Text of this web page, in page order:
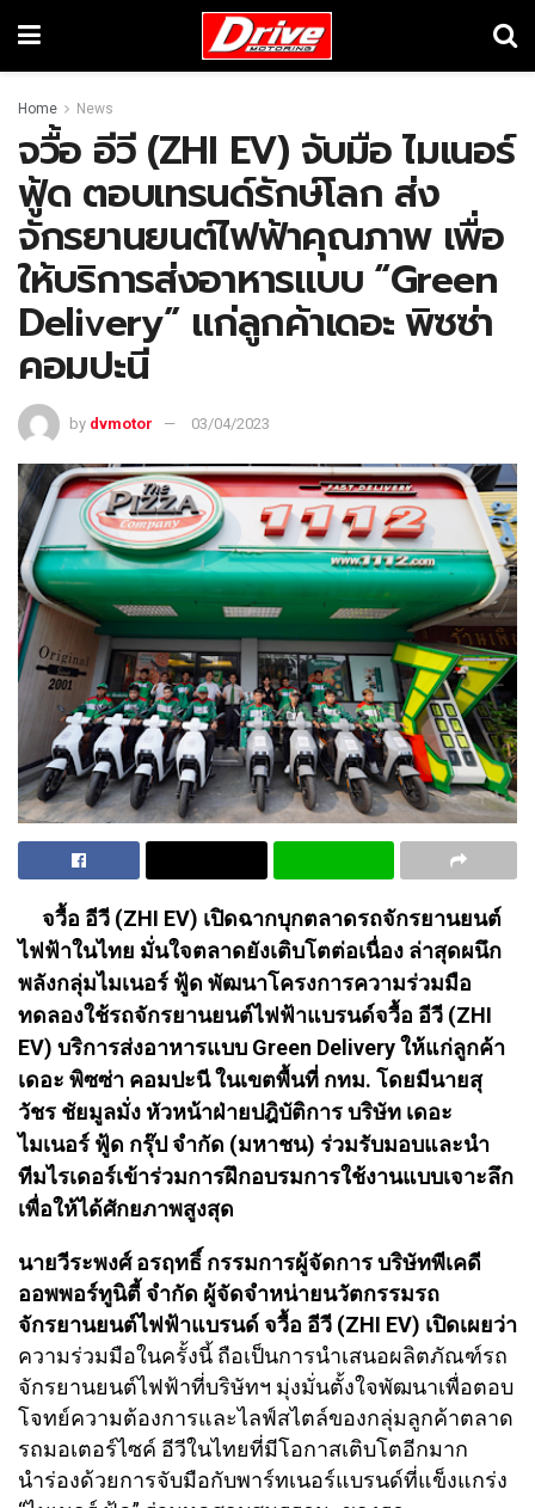
Home News
จวื้อ อีวี (ZHI EV) จับมือ ไมเนอร์
ฟู้ด ตอบเทรนด์รักษ์โลก ส่ง
จักรยานยนต์ไฟฟ้าคุณภาพ เพื่อ
ให้บริการส่งอาหารแบบ “Green
Delivery” แก่ลูกค้าเดอะ พิซซ่า
คอมปะนี
by dvmotor 03/04/2023
จวื้อ อีวี (ZHI EV) เปิดฉากบุกตลาดรถจักรยานยนต์
ไฟฟ้าในไทย มั่นใจตลาดยังเติบโตต่อเนื่อง ล่าสุดผนึก
พลังกลุ่มไมเนอร์ ฟู้ด พัฒนาโครงการความร่วมมือ
ทดลองใช้รถจักรยานยนต์ไฟฟ้าแบรนด์จวื้อ อีวี (ZHI
EV) บริการส่งอาหารแบบ Green Delivery ให้แก่ลูกค้า
เดอะ พิซซ่า คอมปะนี ในเขตพื้นที่ กทม. โดยมีนายสุ
วัชร ชัยมูลมั่ง หัวหน้าฝ่ายปฎิบัติการ บริษัท เดอะ
ไมเนอร์ ฟู้ด กรุ๊ป จำกัด (มหาชน) ร่วมรับมอบและนำ
ทีมไรเดอร์เข้าร่วมการฝึกอบรมการใช้งานแบบเจาะลึก
เพื่อให้ได้ศักยภาพสูงสุด
นายวีระพงศ์ อรฤทธิ์ กรรมการผู้จัดการ บริษัทพีเคดี
ออพพอร์ทูนิตี้ จำกัด ผู้จัดจำหน่ายนวัตกรรมรถ
จักรยานยนต์ไฟฟ้าแบรนด์ จวื้อ อีวี (ZHI EV) เปิดเผยว่า
ความร่วมมือในครั้งนี้ ถือเป็นการนำเสนอผลิตภัณฑ์รถ
จักรยานยนต์ไฟฟ้าที่บริษัทฯ มุ่งมั่นตั้งใจพัฒนาเพื่อตอบ
โจทย์ความต้องการและไลฟ์สไตล์ของกลุ่มลูกค้าตลาด
รถมอเตอร์ไซค์ อีวีในไทยที่มีโอกาสเติบโตอีกมาก
นำร่องด้วยการจับมือกับพาร์ทเนอร์แบรนด์ที่แข็งแกร่ง